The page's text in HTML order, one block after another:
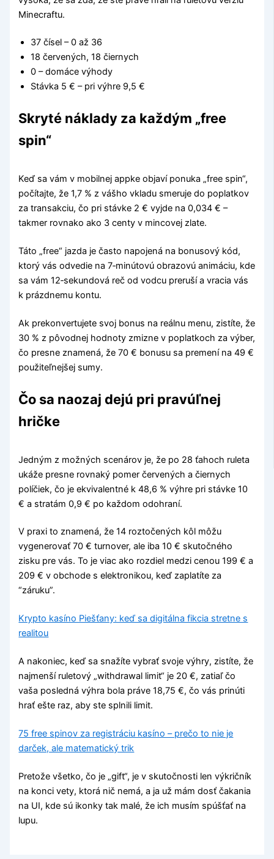
Minecraftu.
37 čísel – 0 až 36
18 červených, 18 čiernych
0 – domáce výhody
Stávka 5 € – pri výhre 9,5 €
Skryté náklady za každým „free
spin“
Keď sa vám v mobilnej appke objaví ponuka „free spin“,
počítajte, že 1,7 % z vášho vkladu smeruje do poplatkov
za transakciu, čo pri stávke 2 € vyjde na 0,034 € –
takmer rovnako ako 3 centy v mincovej zlate.
Táto „free“ jazda je často napojená na bonusový kód,
ktorý vás odvedie na 7‑minútovú obrazovú animáciu, kde
sa vám 12‑sekundová reč od vodcu preruší a vracia vás
k prázdnemu kontu.
Ak prekonvertujete svoj bonus na reálnu menu, zistíte, že
30 % z pôvodnej hodnoty zmizne v poplatkoch za výber,
čo presne znamená, že 70 € bonusu sa premení na 49 €
použiteľnejšej sumy.
Čo sa naozaj dejú pri pravúľnej
hričke
Jedným z možných scenárov je, že po 28 ťahoch ruleta
ukáže presne rovnaký pomer červených a čiernych
políčiek, čo je ekvivalentné k 48,6 % výhre pri stávke 10
€ a stratám 0,9 € po každom odohraní.
V praxi to znamená, že 14 roztočených kôl môžu
vygenerovať 70 € turnover, ale iba 10 € skutočného
zisku pre vás. To je viac ako rozdiel medzi cenou 199 € a
209 € v obchode s elektronikou, keď zaplatíte za
“záruku”.
Krypto kasíno Piešťany: keď sa digitálna fikcia stretne s
realitou
A nakoniec, keď sa snažíte vybrať svoje výhry, zistíte, že
najmenší ruletový „withdrawal limit“ je 20 €, zatiaľ čo
vaša posledná výhra bola práve 18,75 €, čo vás prinúti
hrať ešte raz, aby ste splnili limit.
75 free spinov za registráciu kasíno – prečo to nie je
darček, ale matematický trik
Pretože všetko, čo je „gift“, je v skutočnosti len výkričník
na konci vety, ktorá nič nemá, a ja už mám dosť čakania
na UI, kde sú ikonky tak malé, že ich musím spúšťať na
lupu.